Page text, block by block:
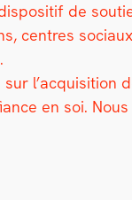
de
cen­tres
en soi.